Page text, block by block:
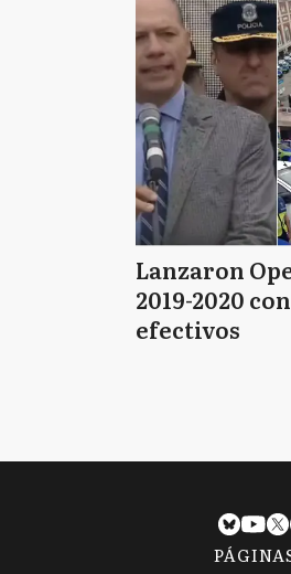
Lanzaron
2019-2020
efectivos